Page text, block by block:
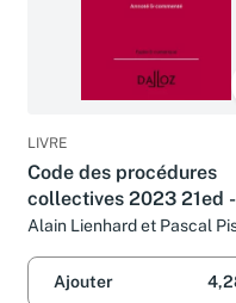
LIVRE
Code des procédures
collectives 2023 21ed -
Annoté & commenté
Alain Lienhard et Pascal
Ajouter